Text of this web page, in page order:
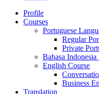
Profile
Courses
Portuguese
Regular
Private
Bahasa
English Course
Business
Translation